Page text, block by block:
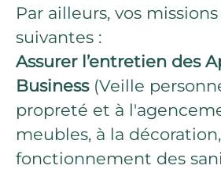
Par ailleurs, vos
suivantes :
Assurer l’entretien des
Business(Veille
propreté et à
meubles, à la
fonctionnement des